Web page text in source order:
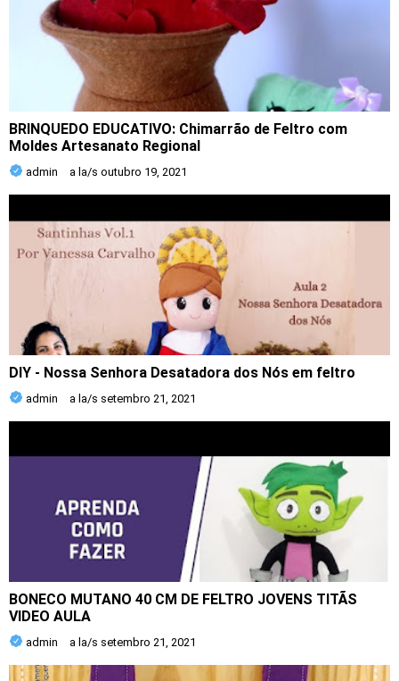
BRINQUEDO EDUCATIVO: Chimarrão de Feltro com
Moldes Artesanato Regional
admin a la/s outubro 19, 2021
DIY - Nossa Senhora Desatadora dos Nós em feltro
admin a la/s setembro 21, 2021
BONECO MUTANO 40 CM DE FELTRO JOVENS TITÃS
VIDEO AULA
admin a la/s setembro 21, 2021